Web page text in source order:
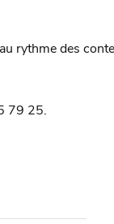
rythme des
79 25.